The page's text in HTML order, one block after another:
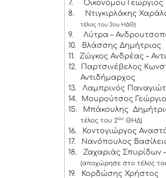
7.
Οικονόμου Γεώργιος
8.
Ντιγκιρλάκης
τέλος του 2ου ΗΔΘ)
9.
Λύτρα –
10.
Βλάσσης Δημήτριος
11.
Ζώγκος Ανδρέας –
12.
Παρτσινέβελος
Αντιδήμαρχος
13.
Λαμπρινός
14.
Μουρούτσος
15.
Μπάκουλης
τέλος του 2ουΘΗΔ)
16.
Κοντογιώργος
17.
Νανόπουλος
18.
Ζαχαριάς Σπυρίδων
(αποχώρησε στο τέλος
19.
Κορδώσης Χρήστος